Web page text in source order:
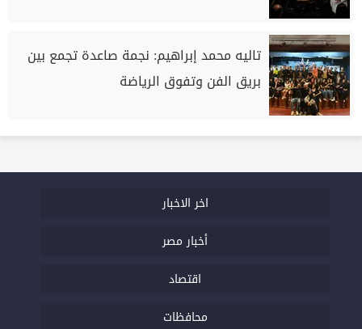
تاليه محمد إبراهيم: نجمة صاعدة تجمع بين
بريق الفن وتفوق الرياضة
اخر الاخبار
أخبار مصر
اقتصاد
محافظات